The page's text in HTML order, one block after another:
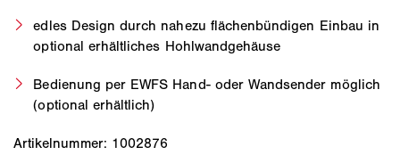
edles Design durch nahezu flächenbündigen Einbau in
optional erhältliches Hohlwandgehäuse
Bedienung per EWFS Hand- oder Wandsender möglich
(optional erhältlich)
Artikelnummer: 1002876